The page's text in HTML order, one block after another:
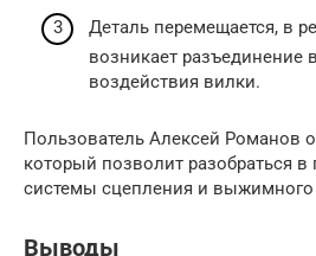
Деталь перемещается, в
возникает разъединение
воздействия вилки.
Пользователь Алексей Романов
который позволит разобраться
системы сцепления и
Выводы